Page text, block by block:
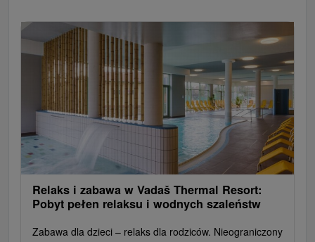
Relaks i zabawa w Vadaš Thermal Resort:
Pobyt pełen relaksu i wodnych szaleństw
Zabawa dla dzieci – relaks dla rodziców. Nieograniczony